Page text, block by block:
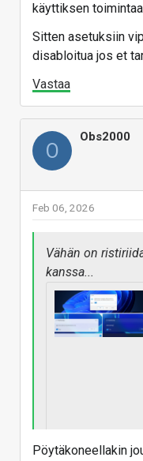
käyttiksen
Sitten asetuksiin
disabloitua jos et
Vastaa
O
Obs2000
Feb 06, 2026
Vähän on
kanssa...
Pöytäkoneellakin